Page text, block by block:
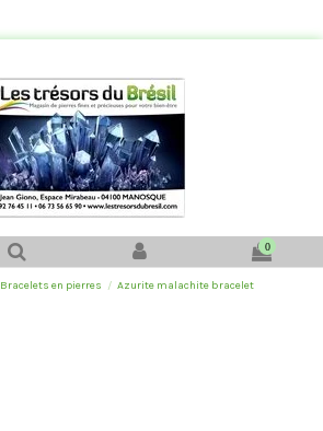
0
Bracelets en pierres
Azurite malachite bracelet